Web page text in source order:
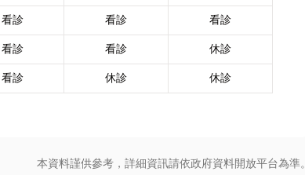
看診 看診
看診
看診 看診
休診
看診 休診 休診
本資料謹供參考，詳細資訊請依政府資料開放平台為準。